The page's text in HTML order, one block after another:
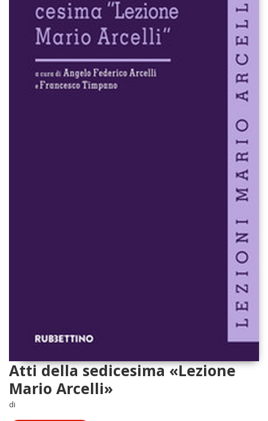
Atti della sedicesima «Lezione
Mario Arcelli»
di